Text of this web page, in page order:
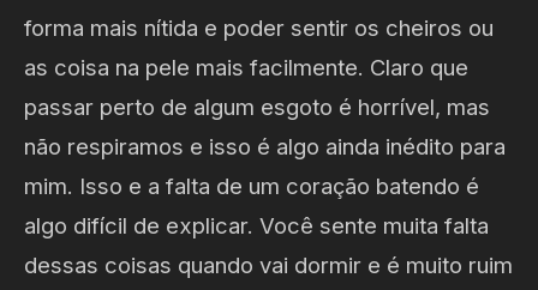
forma mais nítida e poder sentir os cheiros ou
as coisa na pele mais facilmente. Claro que
passar perto de algum esgoto é horrível, mas
não respiramos e isso é algo ainda inédito para
mim. Isso e a falta de um coração batendo é
algo difícil de explicar. Você sente muita falta
dessas coisas quando vai dormir e é muito ruim